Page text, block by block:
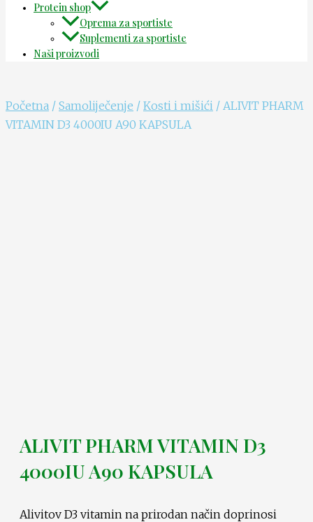
Protein shop
Oprema za sportiste
Suplementi za sportiste
Naši proizvodi
Početna / Samoliječenje / Kosti i mišići / ALIVIT PHARM
VITAMIN D3 4000IU A90 KAPSULA
ALIVIT PHARM VITAMIN D3
4000IU A90 KAPSULA
Alivitov D3 vitamin na prirodan način doprinosi